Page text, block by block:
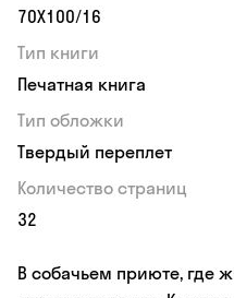
70Х100/16
Тип книги
Печатная книга
Тип обложки
Твердый переплет
Количество страниц
32
В собачьем приюте, где